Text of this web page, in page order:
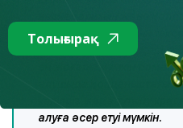
несие тарихын және
кредиттердің болуын
ны тексереді және
ең жоғары мүмкін
алушыда қолданыстағы
кепілсіз жаңа тұтыну
алуға әсер етуі мүмкін.
Толығырақ